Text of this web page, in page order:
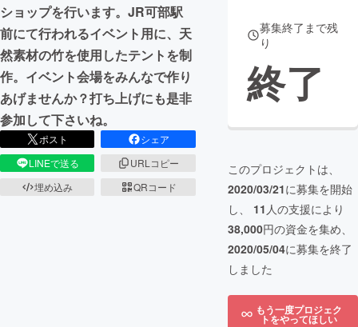
ショップを行います。JR可部駅
前にて行われるイベント用に、天
然素材の竹を使用したテントを制
作。イベント会場をみんなで作り
あげませんか？打ち上げにも是非
参加して下さいね。
ポスト
シェア
LINEで送る
URLコピー
埋め込み
QRコード
募集終了まで残
り
終了
このプロジェクトは、
2020/03/21に募集を開始
し、 11 人の支援により
38,000円の資金を集め、
2020/05/04に募集を終了
しました
もう一度プロジェク
トをやってほしい